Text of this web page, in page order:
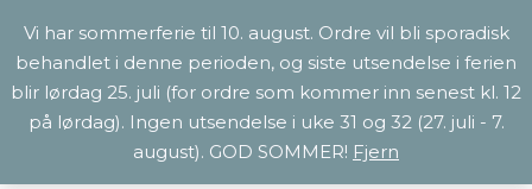
Vi har sommerferie til 10. august. Ordre vil bli sporadisk
behandlet i denne perioden, og siste utsendelse i ferien
blir lørdag 25. juli (for ordre som kommer inn senest kl. 12
på lørdag). Ingen utsendelse i uke 31 og 32 (27. juli - 7.
august). GOD SOMMER! Fjern